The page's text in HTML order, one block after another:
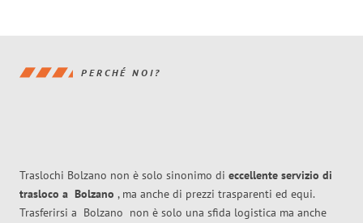
PERCHÉ NOI?
Traslochi Bolzano non è solo sinonimo di eccellente servizio di
trasloco a Bolzano , ma anche di prezzi trasparenti ed equi.
Trasferirsi a Bolzano non è solo una sfida logistica ma anche